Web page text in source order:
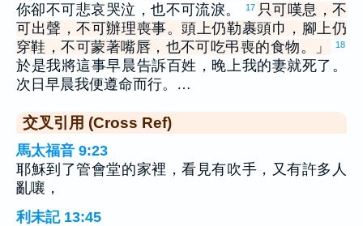
你卻不可悲哀哭泣，也不可流淚。
17 只可嘆息，不
可出聲，不可辦理喪事。頭上仍勒裹頭巾，腳上仍
穿鞋，不可蒙著嘴唇，也不可吃弔喪的食物。」
18
於是我將這事早晨告訴百姓，晚上我的妻就死了。
次日早晨我便遵命而行。…
交叉引用 (Cross Ref)
馬太福音 9:23
耶穌到了管會堂的家裡，看見有吹手，又有許多人
亂嚷，
利未記 13:45